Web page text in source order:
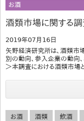
お酒
酒類市場に関する
2019年07月16日
矢野経済研究所は、酒類市
別の動向、参入企業の動向
＞本調査における酒類市場
お酒 酒類 飲酒